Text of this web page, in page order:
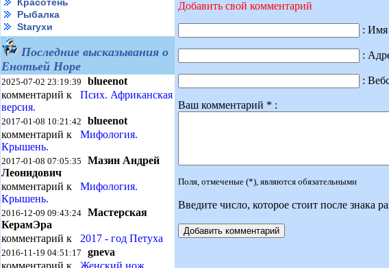
Рыбалка
Starухи
Последние высказывания о
Енотьей Норе
2025-07-02 23:19:39 blueenot
комментарий к Псих. Африканская
версия.
2017-01-08 10:21:42 blueenot
комментарий к Мифология.
Крышень.
2017-01-08 07:05:35 Мазин Андрей
Леонидович
комментарий к Мифология.
Крышень.
2016-12-09 09:43:24 Мастерская
КерамЭра
комментарий к 2017 - год Петуха
2016-11-19 04:51:17 gneva
комментарий к Женский нож
Добавить свой комментарий
:
:
:
Ваш комментарий * :
Поля, отмеченые (*), являются обязательными
Введите число, которое стоит после знака